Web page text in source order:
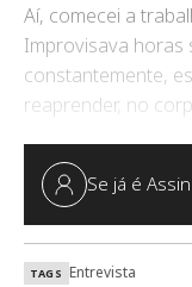
Aí, comecei a
Improvisava horas
constantemente,
reaprender, no
Se já é
TAGS Entrevista